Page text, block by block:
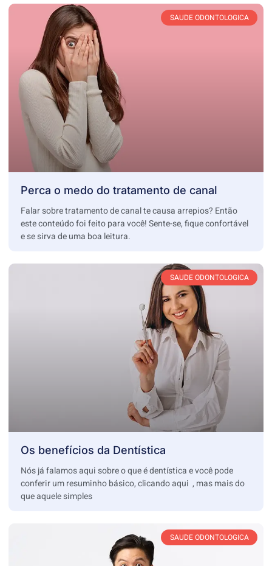
SAUDE ODONTOLOGICA
Perca o medo do tratamento de canal
Falar sobre tratamento de canal te causa arrepios? Então
este conteúdo foi feito para você! Sente-se, fique confortável
e se sirva de uma boa leitura.
SAUDE ODONTOLOGICA
Os benefícios da Dentística
Nós já falamos aqui sobre o que é dentística e você pode
conferir um resuminho básico, clicando aqui , mas mais do
que aquele simples
SAUDE ODONTOLOGICA